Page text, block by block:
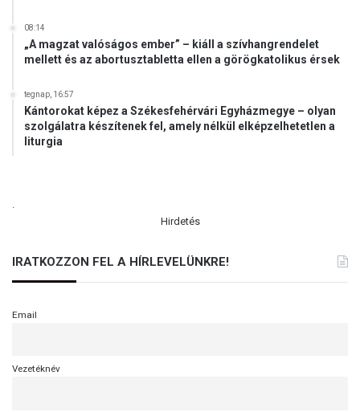
08:14
„A magzat valóságos ember” – kiáll a szívhangrendelet
mellett és az abortusztabletta ellen a görögkatolikus érsek
tegnap, 16:57
Kántorokat képez a Székesfehérvári Egyházmegye – olyan
szolgálatra készítenek fel, amely nélkül elképzelhetetlen a
liturgia
Hirdetés
IRATKOZZON FEL A HÍRLEVELÜNKRE!
Email
Vezetéknév